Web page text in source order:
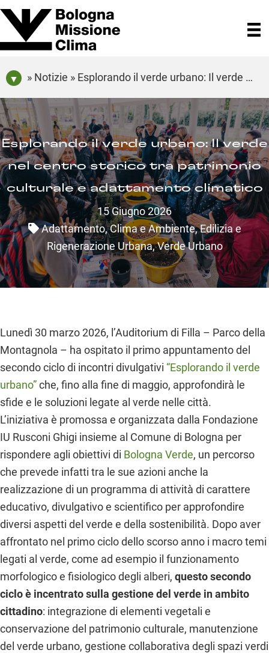
» Notizie » Esplorando il verde urbano: Il verde nel centro storico tra patrimonio culturale e adattamento climatico
Esplorando il verde urbano: Il verde
nel centro storico tra patrimonio
culturale e adattamento climatico
15 Giugno 2026
Adattamento,Clima e Ambiente,Edilizia e
Rigenerazione Urbana,Verde Urbano
Lunedì 30 marzo 2026, l’Auditorium di Filla – Parco della
Montagnola – ha ospitato il primo appuntamento del
secondo ciclo di incontri divulgativi “Esplorando il verde
urbano”che, fino alla fine di maggio, approfondirà le
sfide e le soluzioni legate al verde nelle città.
L’iniziativa è promossa e organizzata dalla Fondazione
IU Rusconi Ghigi insieme al Comune di Bologna per
rispondere agli obiettivi di Bologna Verde, un percorso
che prevede infatti tra le sue azioni anche la
realizzazione di un programma di attività di carattere
educativo, divulgativo e scientifico per approfondire
diversi aspetti del verde e della sostenibilità. Dopo aver
affrontato nel primo ciclo dello scorso anno i macro temi
legati al verde, come ad esempio il funzionamento
morfologico e fisiologico degli alberi, questo secondo
ciclo è incentrato sulla gestione del verde in ambito
cittadino: integrazione di elementi vegetali e
conservazione del patrimonio culturale, manutenzione
del verde urbano, gestione collaborativa degli spazi verdi